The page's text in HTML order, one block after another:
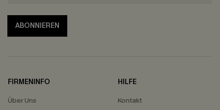
ABONNIEREN
FIRMENINFO
Über Uns
HILFE
Kontakt